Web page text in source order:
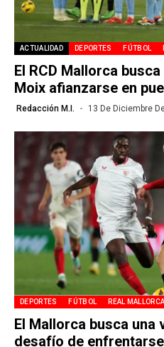
ACTUALIDAD DEPORTES FÚTBOL
El RCD Mallorca
Moix afianzarse en
Redacción M.I. 13 De Diciembre
DEPORTES FÚTBOL REAL MALLORCA
El Mallorca busca una
desafío de